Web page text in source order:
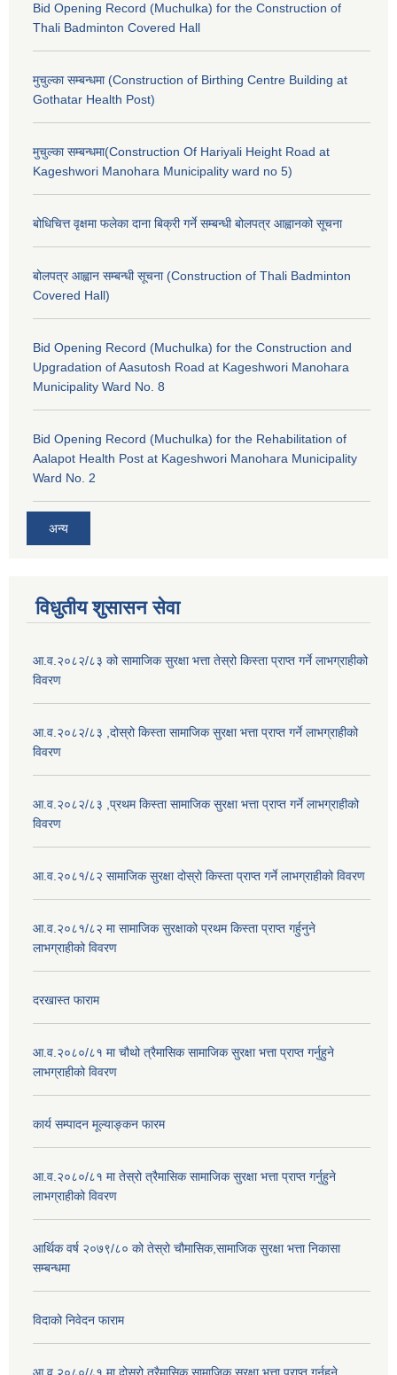
Bid Opening Record (Muchulka) for the Construction of
Thali Badminton Covered Hall
मुचुल्का सम्बन्धमा (Construction of Birthing Centre Building at
Gothatar Health Post)
मुचुल्का सम्बन्धमा(Construction Of Hariyali Height Road at
Kageshwori Manohara Municipality ward no 5)
बोधिचित्त वृक्षमा फलेका दाना बिक्री गर्ने सम्बन्धी बोलपत्र आह्वानको सूचना
बोलपत्र आह्वान सम्बन्धी सूचना (Construction of Thali Badminton
Covered Hall)
Bid Opening Record (Muchulka) for the Construction and
Upgradation of Aasutosh Road at Kageshwori Manohara
Municipality Ward No. 8
Bid Opening Record (Muchulka) for the Rehabilitation of
Aalapot Health Post at Kageshwori Manohara Municipality
Ward No. 2
अन्य
विधुतीय शुसासन सेवा
आ.व.२०८२/८३ को सामाजिक सुरक्षा भत्ता तेस्रो किस्ता प्राप्त गर्ने लाभग्राहीको
विवरण
आ.व.२०८२/८३ ,दोस्रो किस्ता सामाजिक सुरक्षा भत्ता प्राप्त गर्ने लाभग्राहीको
विवरण
आ.व.२०८२/८३ ,प्रथम किस्ता सामाजिक सुरक्षा भत्ता प्राप्त गर्ने लाभग्राहीको
विवरण
आ.व.२०८१/८२ सामाजिक सुरक्षा दोस्रो किस्ता प्राप्त गर्ने लाभग्राहीको विवरण
आ.व.२०८१/८२ मा सामाजिक सुरक्षाको प्रथम किस्ता प्राप्त गर्हुनुने
लाभग्राहीको विवरण
दरखास्त फाराम
आ.व.२०८०/८१ मा चौथो त्रैमासिक सामाजिक सुरक्षा भत्ता प्राप्त गर्नुहुने
लाभग्राहीको विवरण
कार्य सम्पादन मूल्याङ्कन फारम
आ.व.२०८०/८१ मा तेस्रो त्रैमासिक सामाजिक सुरक्षा भत्ता प्राप्त गर्नुहुने
लाभग्राहीको विवरण
आर्थिक वर्ष २०७९/८० को तेस्रो चौमासिक,सामाजिक सुरक्षा भत्ता निकासा
सम्बन्धमा
विदाको निवेदन फाराम